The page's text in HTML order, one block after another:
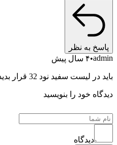
به نظر
۴ سال پیش
نود 32 قرار بدید ، درست قرار نمیدید
خود را بنویسید